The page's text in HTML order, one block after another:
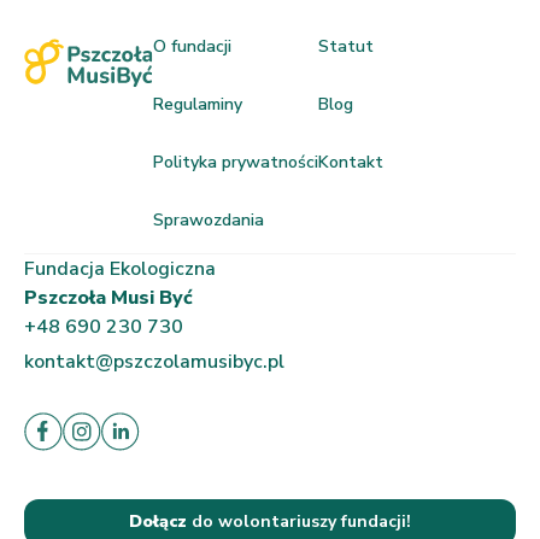
O fundacji
Regulaminy
Polityka prywatności
Sprawozdania
Statut
Blog
Kontakt
Fundacja Ekologiczna
Pszczoła Musi Być
+48 690 230 730
kontakt@pszczolamusibyc.pl
Dołącz do wolontariuszy fundacji!